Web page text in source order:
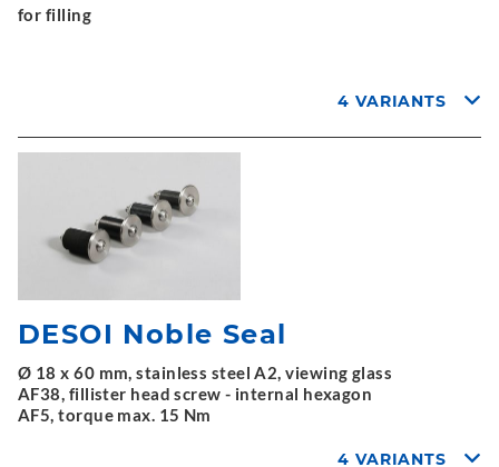
for filling
4 VARIANTS
DESOI Noble Seal
Ø 18 x 60 mm, stainless steel A2, viewing glass
AF38, fillister head screw - internal hexagon
AF5, torque max. 15 Nm
4 VARIANTS